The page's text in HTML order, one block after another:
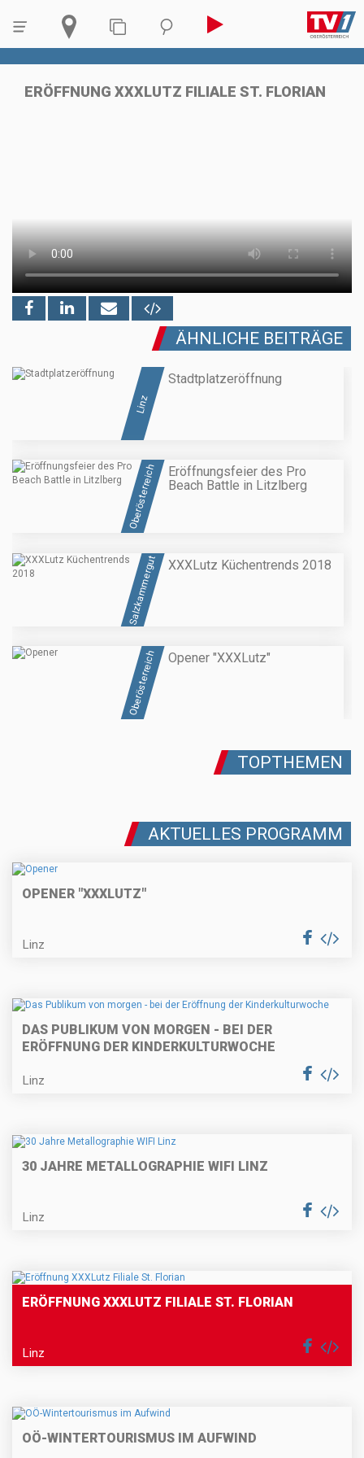
ERÖFFNUNG XXXLUTZ FILIALE ST. FLORIAN
ÄHNLICHE BEITRÄGE
Linz
Stadtplatzeröffnung
Oberösterreich
Eröffnungsfeier des Pro
Beach Battle in Litzlberg
Salzkammergut XXXLutz Küchentrends 2018
Oberösterreich Opener "XXXLutz"
TOPTHEMEN
AKTUELLES PROGRAMM
OPENER "XXXLUTZ"
Linz
DAS PUBLIKUM VON MORGEN - BEI DER
ERÖFFNUNG DER KINDERKULTURWOCHE
Linz
30 JAHRE METALLOGRAPHIE WIFI LINZ
Linz
ERÖFFNUNG XXXLUTZ FILIALE ST. FLORIAN
Linz
OÖ-WINTERTOURISMUS IM AUFWIND